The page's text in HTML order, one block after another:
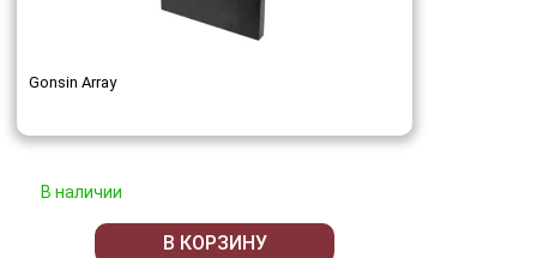
Gonsin Array
В наличии
В КОРЗИНУ